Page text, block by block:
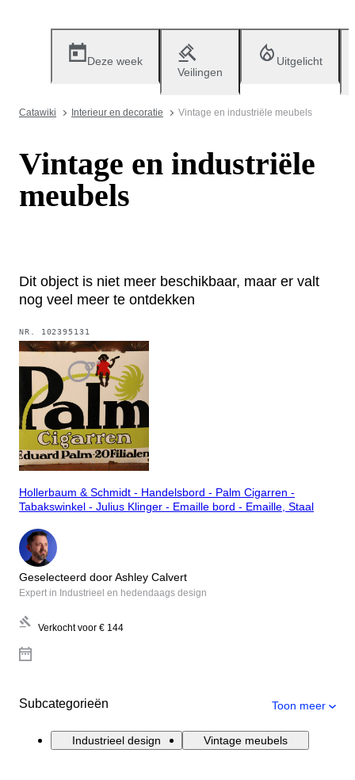
Deze week
Veilingen
Uitgelicht
Catawiki Interieur en decoratie Vintage en industriële meubels
Vintage en industriële
meubels
Dit object is niet meer beschikbaar, maar er valt
nog veel meer te ontdekken
NR. 102395131
Hollerbaum & Schmidt - Handelsbord - Palm Cigarren -
Tabakswinkel - Julius Klinger - Emaille bord - Emaille, Staal
Geselecteerd door Ashley Calvert
Expert in Industrieel en hedendaags design
Verkocht voor € 144
Subcategorieën Toon meer
Industrieel design Vintage meubels